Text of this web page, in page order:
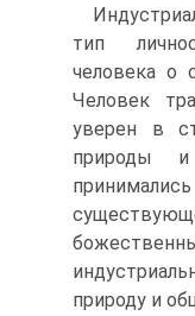
тип
человека о
Человек
уверен в
природы
приро­ду и